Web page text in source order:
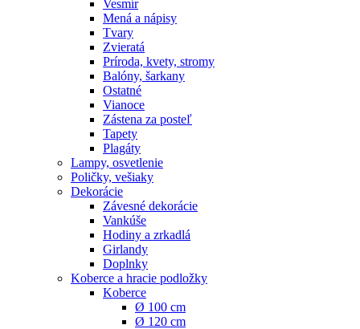
Vesmír
Mená a nápisy
Tvary
Zvieratá
Príroda, kvety, stromy
Balóny, šarkany
Ostatné
Vianoce
Zástena za posteľ
Tapety
Plagáty
Lampy, osvetlenie
Poličky, vešiaky
Dekorácie
Závesné dekorácie
Vankúše
Hodiny a zrkadlá
Girlandy
Doplnky
Koberce a hracie podložky
Koberce
Ø 100 cm
Ø 120 cm